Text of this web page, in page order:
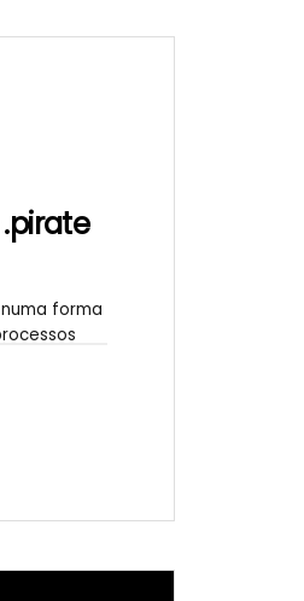
forma